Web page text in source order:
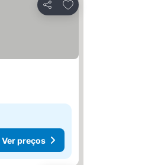
Partilhar
Adicionar aos favoritos
Ver preços